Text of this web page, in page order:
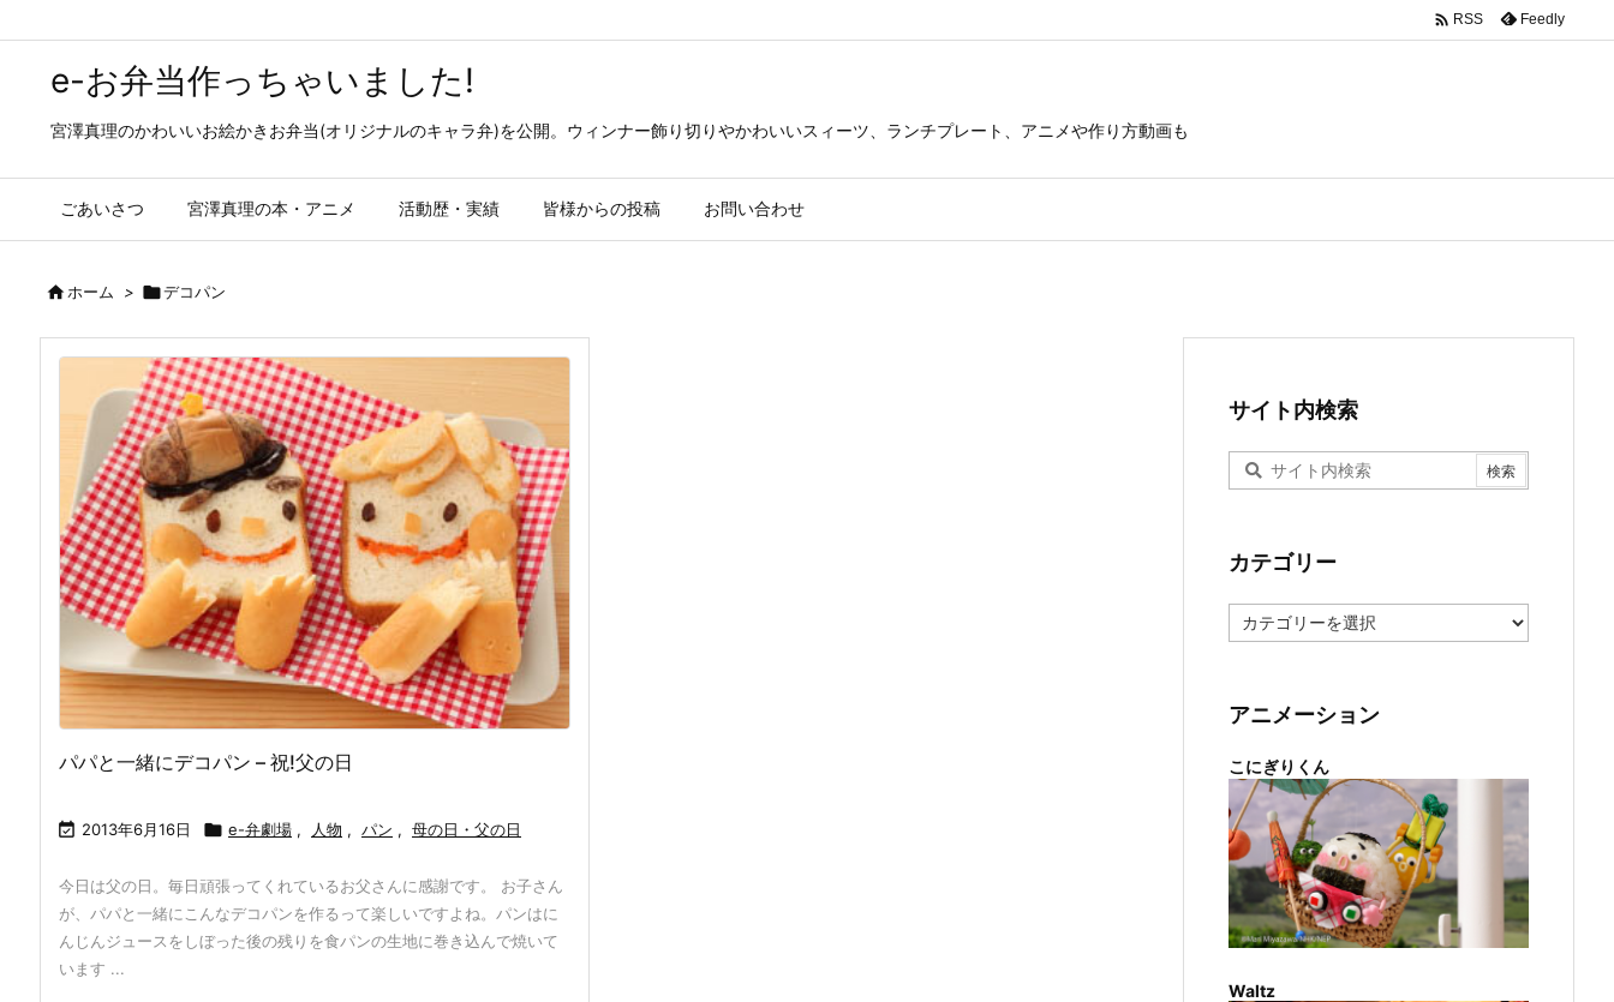
e-お弁当作っちゃいました!
宮澤真理のかわいいお絵かきお弁当(オリジナルのキャラ弁)を公開。ウィンナー飾り切りやかわいいスィーツ、ランチプレート、アニメや作り方動画も
ごあいさつ 宮澤真理の本・アニメ 活動歴・実績 皆様からの投稿 お問い合わせ
 RSS Feedly
ホーム > デコパン
パパと一緒にデコパン – 祝!父の日
 2013年6月16日  e-弁劇場 , 人物 , パン , 母の日・父の日
今日は父の日。毎日頑張ってくれているお父さんに感謝です。 お子さん
が、パパと一緒にこんなデコパンを作るって楽しいですよね。パンはに
んじんジュースをしぼった後の残りを食パンの生地に巻き込んで焼いて
います ...
サイト内検索
カテゴリー
テ
ー
アニメーション
こにぎりくん
Waltz